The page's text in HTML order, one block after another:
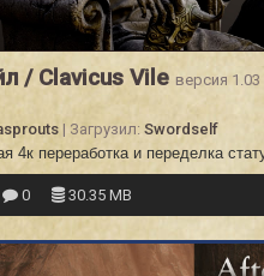
/ Clavicus Vile версия 1.03
| Загрузил: Swordself
4к переработка и переделка
0 30.35 MB